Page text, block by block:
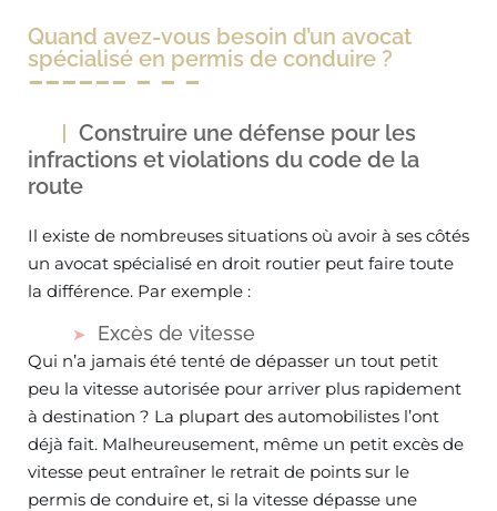
Quand avez-vous besoin d’un avocat
spécialisé en permis de conduire ?
Construire une défense pour les
infractions et violations du code de la
route
Il existe de nombreuses situations où avoir à ses côtés
un avocat spécialisé en droit routier peut faire toute
la différence. Par exemple :
Excès de vitesse
Qui n’a jamais été tenté de dépasser un tout petit
peu la vitesse autorisée pour arriver plus rapidement
à destination ? La plupart des automobilistes l’ont
déjà fait. Malheureusement, même un petit excès de
vitesse peut entraîner le retrait de points sur le
permis de conduire et, si la vitesse dépasse une